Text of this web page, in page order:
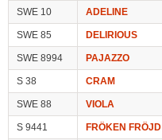
SWE 10 ADELINE
SWE 85 DELIRIOUS
SWE 8994 PAJAZZO
S 38 CRAM
SWE 88 VIOLA
S 9441 FRÖKEN FRÖJD